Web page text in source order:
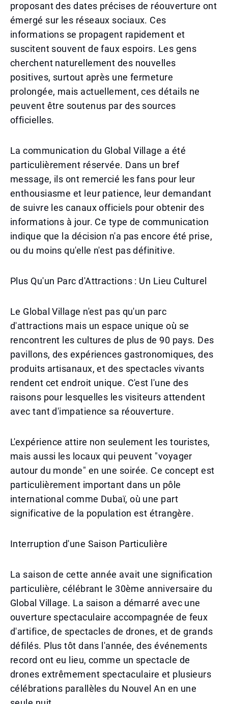
proposant des dates précises de réouverture ont
émergé sur les réseaux sociaux. Ces
informations se propagent rapidement et
suscitent souvent de faux espoirs. Les gens
cherchent naturellement des nouvelles
positives, surtout après une fermeture
prolongée, mais actuellement, ces détails ne
peuvent être soutenus par des sources
officielles.
La communication du Global Village a été
particulièrement réservée. Dans un bref
message, ils ont remercié les fans pour leur
enthousiasme et leur patience, leur demandant
de suivre les canaux officiels pour obtenir des
informations à jour. Ce type de communication
indique que la décision n'a pas encore été prise,
ou du moins qu'elle n'est pas définitive.
Plus Qu'un Parc d'Attractions : Un Lieu Culturel
Le Global Village n'est pas qu'un parc
d'attractions mais un espace unique où se
rencontrent les cultures de plus de 90 pays. Des
pavillons, des expériences gastronomiques, des
produits artisanaux, et des spectacles vivants
rendent cet endroit unique. C'est l'une des
raisons pour lesquelles les visiteurs attendent
avec tant d'impatience sa réouverture.
L'expérience attire non seulement les touristes,
mais aussi les locaux qui peuvent "voyager
autour du monde" en une soirée. Ce concept est
particulièrement important dans un pôle
international comme Dubaï, où une part
significative de la population est étrangère.
Interruption d'une Saison Particulière
La saison de cette année avait une signification
particulière, célébrant le 30ème anniversaire du
Global Village. La saison a démarré avec une
ouverture spectaculaire accompagnée de feux
d'artifice, de spectacles de drones, et de grands
défilés. Plus tôt dans l'année, des événements
record ont eu lieu, comme un spectacle de
drones extrêmement spectaculaire et plusieurs
célébrations parallèles du Nouvel An en une